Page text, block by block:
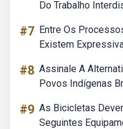
Do Trabalho
#7 Entre Os
Existem
#8 Assinale A
Povos Indígenas
#9 As Bicicletas
Seguintes